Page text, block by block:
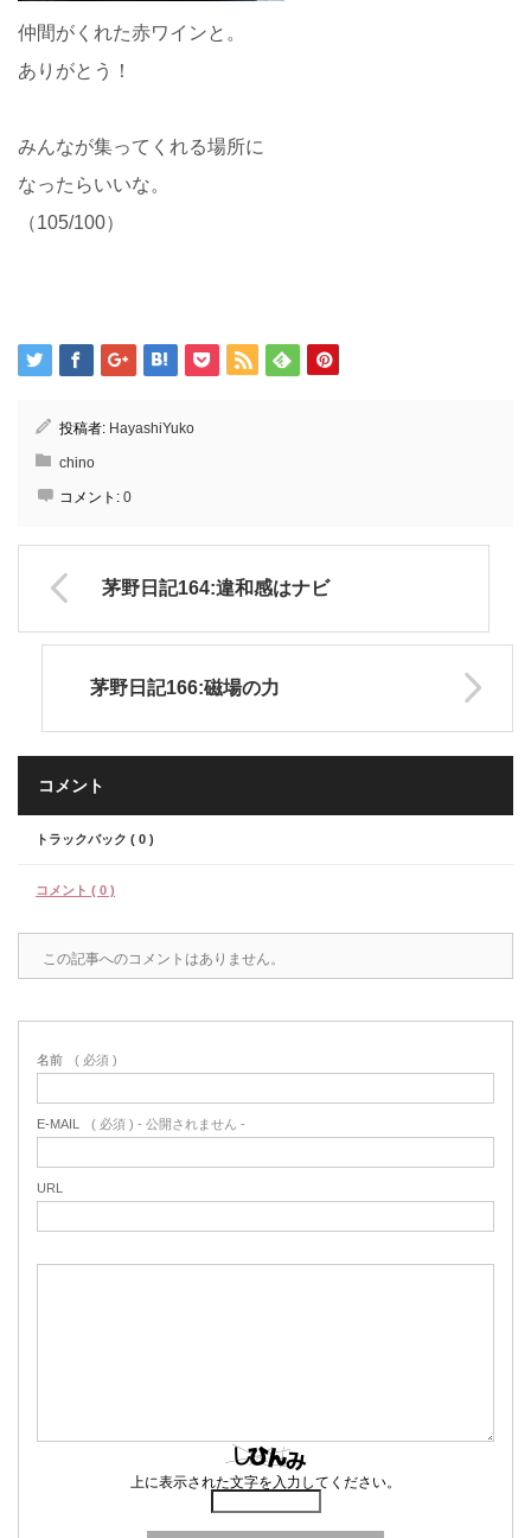
仲間がくれた赤ワインと。
ありがとう！
みんなが集ってくれる場所に
なったらいいな。
（105/100）
投稿者: HayashiYuko
chino
コメント: 0
茅野日記164:違和感はナビ
茅野日記166:磁場の力
コメント
トラックバック ( 0 )
コメント ( 0 )
この記事へのコメントはありません。
名前 ( 必須 )
E-MAIL ( 必須 ) - 公開されません -
URL
上に表示された文字を入力してください。